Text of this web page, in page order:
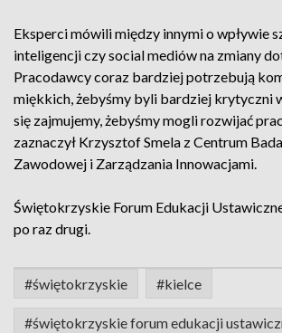
Eksperci mówili między innymi o wpływie
inteligencji czy social mediów na zmiany
Pracodawcy coraz bardziej potrzebują
miękkich, żebyśmy byli bardziej krytyczni
się zajmujemy, żebyśmy mogli rozwijać
zaznaczył Krzysztof Smela z Centrum
Zawodowej i Zarządzania Innowacjami.
Świętokrzyskie Forum Edukacji
po raz drugi.
#świętokrzyskie #kielce
#świętokrzyskie forum edukacji